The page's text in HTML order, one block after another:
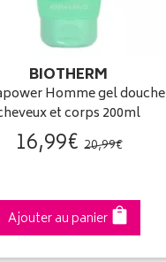
BIOTHERM
Homme gel douche
et corps 200ml
16,99€ 20,99€
Ajouter au panier